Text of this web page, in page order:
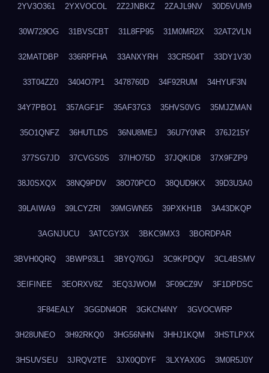
2YV3O361 2YXVOCOL 2Z2JNBKZ 2ZAJL9NV 30D5VUM9
30W729OG 31BVSCBT 31L8FP95 31M0MR2X 32AT2VLN
32MATDBP 336RPFHA 33ANXYRH 33CR504T 33DY1V30
33T04ZZ0 3404O7P1 3478760D 34F92RUM 34HYUF3N
34Y7PBO1 357AGF1F 35AF37G3 35HVS0VG 35MJZMAN
35O1QNFZ 36HUTLDS 36NU8MEJ 36U7Y0NR 376J215Y
377SG7JD 37CVGS0S 37IHO75D 37JQKID8 37X9FZP9
38J0SXQX 38NQ9PDV 38O70PCO 38QUD9KX 39D3U3A0
39LAIWA9 39LCYZRI 39MGWN55 39PXKH1B 3A43DKQP
3AGNJUCU 3ATCGY3X 3BKC9MX3 3BORDPAR
3BVH0QRQ 3BWP93L1 3BYQ70GJ 3C9KPDQV 3CL4BSMV
3EIFINEE 3EORXV8Z 3EQ3JWOM 3F09CZ9V 3F1DPDSC
3F84EALY 3GGDN4OR 3GKCN4NY 3GVOCWRP
3H28UNEO 3H92RKQ0 3HG56NHN 3HHJ1KQM 3HSTLPXX
3HSUVSEU 3JRQV2TE 3JX0QDYF 3LXYAX0G 3M0R5J0Y